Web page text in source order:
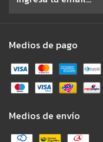
Medios de pago
Medios de envío